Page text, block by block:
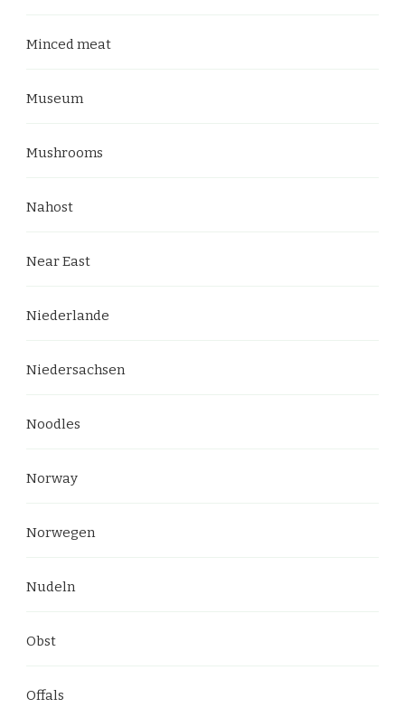
Minced meat
Museum
Mushrooms
Nahost
Near East
Niederlande
Niedersachsen
Noodles
Norway
Norwegen
Nudeln
Obst
Offals